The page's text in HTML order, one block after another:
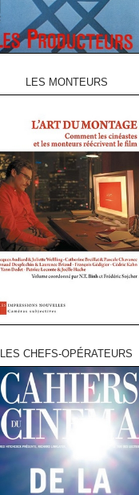
LES MONTEURS
LES CHEFS-OPÉRATEURS